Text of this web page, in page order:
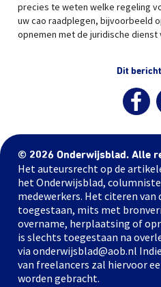
precies te weten welke regeling
uw cao raadplegen, bijvoorbeeld
opnemen met de juridische dienst
Dit
© 2026 Onderwijsblad. Alle
Het auteursrecht op de
het Onderwijsblad,
medewerkers. Het citeren van
toegestaan, mits met
overname, herplaatsing of
is slechts toegestaan na
via onderwijsblad@aob.nl
van freelancers zal hiervoor
worden gebracht.